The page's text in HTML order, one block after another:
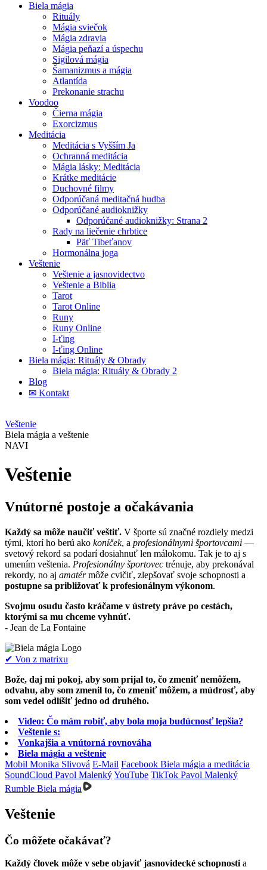
Biela mágia
Rituály
Mágia sviečok
Mágia zdravia
Mágia peňazí a úspechu
Sigilová mágia
Šamanizmus a mágia
Atlantída
Prekonanie strachu
Voodoo
Čierna mágia
Exorcizmus
Meditácia
Meditácia s Vyšším Ja
Ochranná meditácia
Mágia lásky: Meditácia
Krátke meditácie
Duchovné filmy
Odporúčaná meditačná hudba
Odporúčané audioknižky
Odporúčané audioknižky: Strana 2
Rady na liečenie chrbtice
Päť Tibeťanov
Hormonálna joga
Veštenie
Veštenie a jasnovidectvo
Veštenie a Biblia
Tarot
Tarot Online
Runy
Runy Online
I-ťing
I-ťing Online
Biela mágia: Rituály & Obrady
Biela mágia: Rituály & Obrady 2
Blog
✉ Kontakt
Veštenie
Biela mágia a veštenie
NAVI
Veštenie
Vnútorné postoje a očakávania
Každý sa môže naučiť veštiť. V športe sú značné rozdiely medzi
tými, ktorí ho berú ako koníček, a profesionálnymi športovcami —
svetový rekord sa podarí dosiahnuť len málokomu. Tak je to aj s
umením veštenia. Profesionálny športovec trénuje, aby prekonával
rekordy, no aj amatérmôže cvičiť, zlepšovať svoje schopnosti a
postupne sa približovať k profesionálnym výkonom.
Svojmu osudu často kráčame v ústrety práve po cestách,
ktorými sa mu chceme vyhnúť.
- Jean de La Fontaine
✔︎ Von z matrixu
Bože, daj mi pokoj, aby som prijal to, čo zmeniť nemôžem,
odvahu, aby som zmenil to, čo zmeniť môžem, a múdrosť, aby
som vedel odlíšiť jedno od druhého.
Video: Čo mám robiť, aby bola moja budúcnosť lepšia?
Veštenie s:
Vonkajšia a vnútorná rovnováha
Biela mágia a veštenie
Mobil Monika Slivová E-Mail Facebook Biela mágia a meditácia
SoundCloud Pavol MalenkýYouTube TikTok Pavol Malenký
Rumble Biela mágia
Veštenie
Čo môžete očakávať?
Každý človek môže v sebe objaviť jasnovidecké schopnosti a